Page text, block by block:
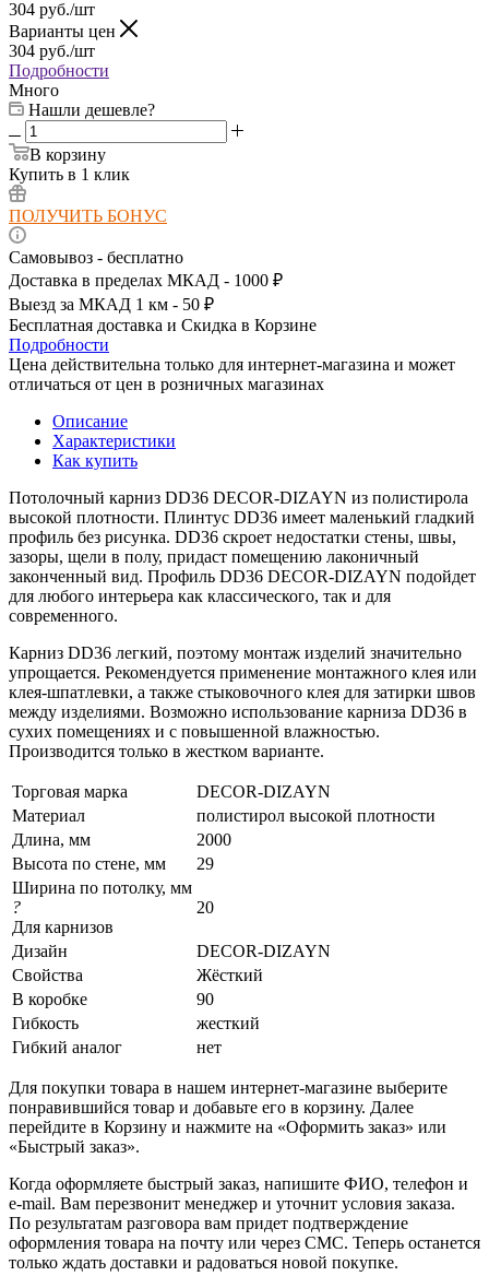
304 руб./шт
Варианты цен
304 руб./шт
Подробности
Много
Нашли дешевле?
В корзину
Купить в 1 клик
ПОЛУЧИТЬ БОНУС
Самовывоз - бесплатно
Доставка в пределах МКАД - 1000 ₽
Выезд за МКАД 1 км - 50 ₽
Бесплатная доставка и Скидка в Корзине
Подробности
Цена действительна только для интернет-магазина и может
отличаться от цен в розничных магазинах
Описание
Характеристики
Как купить
Потолочный карниз DD36 DECOR-DIZAYN из полистирола
высокой плотности. Плинтус DD36 имеет маленький гладкий
профиль без рисунка. DD36 скроет недостатки стены, швы,
зазоры, щели в полу, придаст помещению лаконичный
законченный вид. Профиль DD36 DECOR-DIZAYN подойдет
для любого интерьера как классического, так и для
современного.
Карниз DD36 легкий, поэтому монтаж изделий значительно
упрощается. Рекомендуется применение монтажного клея или
клея-шпатлевки, а также стыковочного клея для затирки швов
между изделиями. Возможно использование карниза DD36 в
сухих помещениях и с повышенной влажностью.
Производится только в жестком варианте.
Торговая марка
DECOR-DIZAYN
Материал
полистирол высокой плотности
Длина, мм
2000
Высота по стене, мм
29
Ширина по потолку, мм
?
Для карнизов
20
Дизайн
DECOR-DIZAYN
Свойства
Жёсткий
В коробке
90
Гибкость
жесткий
Гибкий аналог
нет
Для покупки товара в нашем интернет-магазине выберите
понравившийся товар и добавьте его в корзину. Далее
перейдите в Корзину и нажмите на «Оформить заказ» или
«Быстрый заказ».
Когда оформляете быстрый заказ, напишите ФИО, телефон и
e-mail. Вам перезвонит менеджер и уточнит условия заказа.
По результатам разговора вам придет подтверждение
оформления товара на почту или через СМС. Теперь останется
только ждать доставки и радоваться новой покупке.